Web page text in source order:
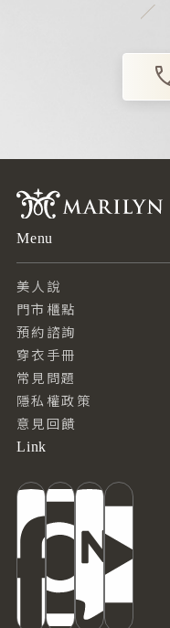
Menu
美人說
門市櫃點
預約諮詢
穿衣手冊
常見問題
隱私權政策
意見回饋
Link